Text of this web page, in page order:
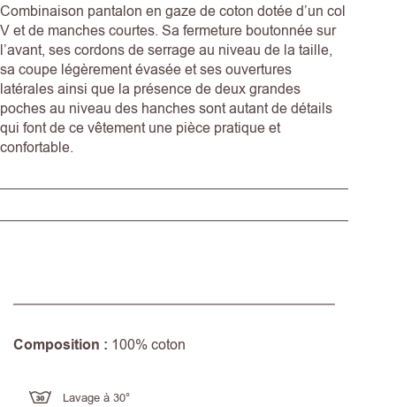
Combinaison pantalon en gaze de coton dotée d’un col
V et de manches courtes. Sa fermeture boutonnée sur
l’avant, ses cordons de serrage au niveau de la taille,
sa coupe légèrement évasée et ses ouvertures
latérales ainsi que la présence de deux grandes
poches au niveau des hanches sont autant de détails
qui font de ce vêtement une pièce pratique et
confortable.
Composition : 100% coton
Lavage à 30°